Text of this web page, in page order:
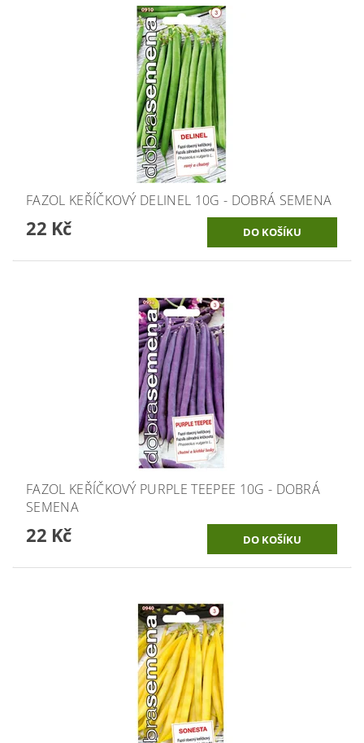
FAZOL KEŘÍČKOVÝ DELINEL 10G - DOBRÁ SEMENA
22 Kč
FAZOL KEŘÍČKOVÝ PURPLE TEEPEE 10G - DOBRÁ
SEMENA
22 Kč